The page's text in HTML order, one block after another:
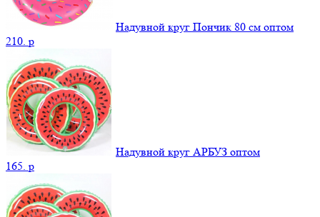
Надувной круг Пончик 80 см оптом
210. p
Надувной круг АРБУЗ оптом
165. p